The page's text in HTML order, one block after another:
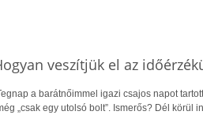
veszítjük el az
a barátnőimmel igazi csajos napot
„csak egy utolsó bolt”. Ismerős? Dél körül